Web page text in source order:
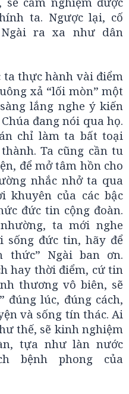
ta. Ngược lại, cố
ra xa như dân
thực hành vài điểm
xả “lối mòn” một
lắng nghe ý kiến
đang nói qua họ.
chỉ làm ta bất toại
Ta cũng cần tu
để mở tâm hồn cho
nhắc nhở ta qua
khuyên của các bậc
đức tin cộng đoàn.
ta mới nghe
sống đức tin, hãy để
thức” Ngài ban ơn.
hay thời điểm, cứ tin
thương vô biên, sẽ
đúng lúc, đúng cách,
và sống tín thác. Ai
thế, sẽ kinh nghiệm
tựa như làn nước
bệnh phong của